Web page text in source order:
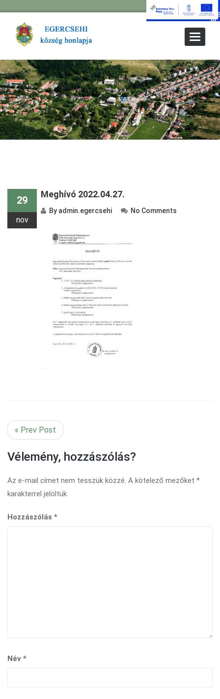
Toggle
29
nov
Meghívó 2022.04.27.
By admin.egercsehi No Comments
« Prev Post
Vélemény, hozzászólás?
Az e-mail címet nem tesszük közzé. A kötelező mezőket *
karakterrel jelöltük
Hozzászólás *
Név *